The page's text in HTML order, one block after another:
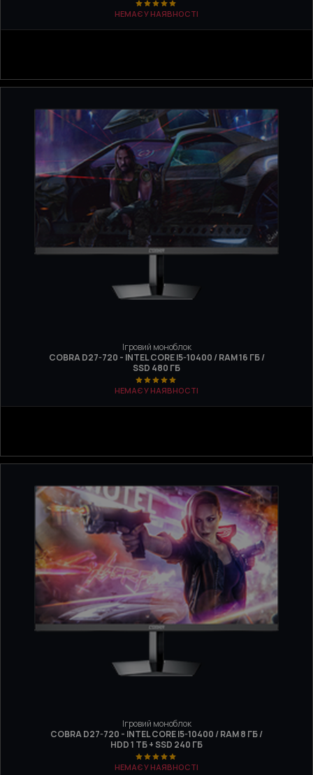
НЕМАЄ У НАЯВНОСТІ
Ігровий моноблок
COBRA D27-720 - INTEL CORE I5-10400 / RAM 16 ГБ /
SSD 480 ГБ
НЕМАЄ У НАЯВНОСТІ
Ігровий моноблок
COBRA D27-720 - INTEL CORE I5-10400 / RAM 8 ГБ /
HDD 1 ТБ + SSD 240 ГБ
НЕМАЄ У НАЯВНОСТІ